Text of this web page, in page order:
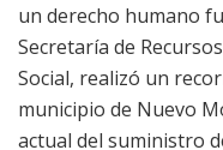
un derecho humano
Secretaría de
Social, realizó un
municipio de Nuevo
actual del suministro